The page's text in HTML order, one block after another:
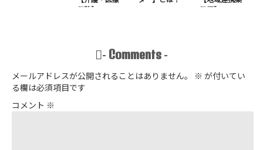
保険】
局編】
- Comments -
メールアドレスが公開されることはありません。 ※ が付いてい
る欄は必須項目です
コメント ※